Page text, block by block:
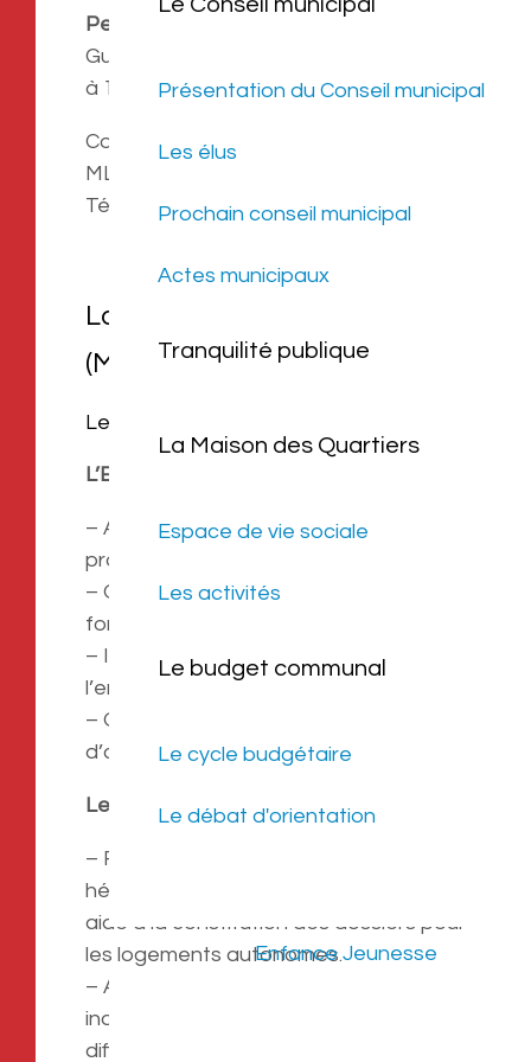
Le Conseil municipal
Présentation du Conseil municipal
Les élus
Prochain conseil municipal
Actes municipaux
Tranquilité publique
La Maison des Quartiers
Espace de vie sociale
Les activités
Le budget communal
Le cycle budgétaire
Le débat d'orientation
Enfance Jeunesse
Permanence sur Cabestany
Guy Môquet le mardi après-midi de 14h
à 17h sur rendez-vous.
Conseiller : Renaud PACCINI.
MLJ DES P.O
Tél. 04.68.34.26.61.
La Mission Locale Jeunes
(MLJ)
Les Services :
L’Emploi :
– Aider à construire un parcours
professionnel adapté à chaque jeune.
– Orienter vers les différentes
formations.
– Initier des projets ponctuels pour
l’emploi et la formation des jeunes.
– Organiser et encadrer des chantiers
d’accès à l’emploi.
Le Social :
– Favoriser l’accès au logement :
hébergement d’urgence ou temporaire,
aide à la constitution des dossiers pour
les logements autonomes.
– Accompagnement spécifique
individualisé des jeunes en grande
difficulté d’insertion sociale par une